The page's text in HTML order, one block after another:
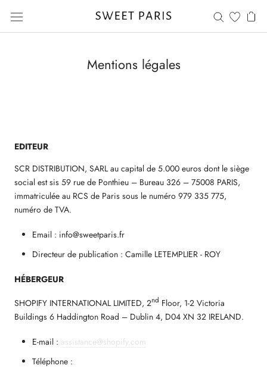
contenu
Mentions légales
EDITEUR
SCR DISTRIBUTION, SARL au capital de 5.000 euros dont le siège
social est sis 59 rue de Ponthieu – Bureau 326 – 75008 PARIS,
immatriculée au RCS de Paris sous le numéro 979 335 775,
numéro de TVA.
Email : info@sweetparis.fr
Directeur de publication : Camille LETEMPLIER - ROY
HÉBERGEUR
SHOPIFY INTERNATIONAL LIMITED, 2nd Floor, 1-2 Victoria
Buildings 6 Haddington Road – Dublin 4, D04 XN 32 IRELAND.
E-mail : assistance@shopify.com
Téléphone :